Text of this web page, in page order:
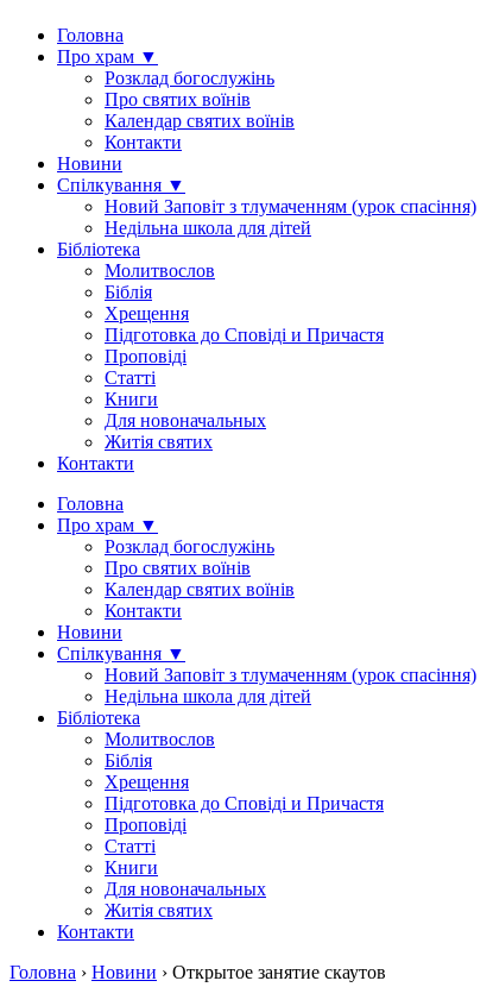
Головна
Про храм ▼
Розклад богослужінь
Про святих воїнів
Календар святих воїнів
Контакти
Новини
Спілкування ▼
Новий Заповіт з тлумаченням (урок спасіння)
Недільна школа для дітей
Бібліотека
Молитвослов
Біблія
Хрещення
Підготовка до Сповіді и Причастя
Проповіді
Статті
Книги
Для новоначальных
Житія святих
Контакти
Головна
Про храм ▼
Розклад богослужінь
Про святих воїнів
Календар святих воїнів
Контакти
Новини
Спілкування ▼
Новий Заповіт з тлумаченням (урок спасіння)
Недільна школа для дітей
Бібліотека
Молитвослов
Біблія
Хрещення
Підготовка до Сповіді и Причастя
Проповіді
Статті
Книги
Для новоначальных
Житія святих
Контакти
Головна › Новини › Открытое занятие скаутов